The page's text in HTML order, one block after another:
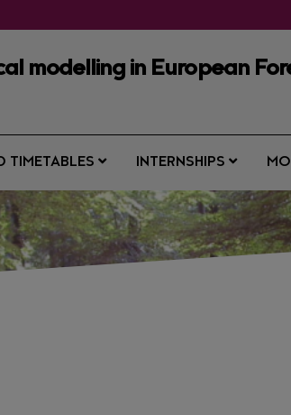
modelling in European
TIMETABLES INTERNSHIPS